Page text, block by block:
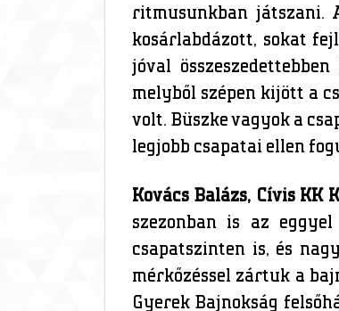
ritmusunkban játszani.
kosárlabdázott, sokat
jóval
melyből szépen kijött a
volt. Büszke vagyok a
legjobb csapatai ellen
Kovács Balázs, Cívis KK
szezonban is az
csapatszinten is, és
mérkőzéssel zártuk a
Gyerek Bajnokság